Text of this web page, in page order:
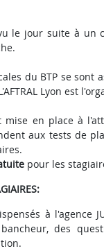
le jour suite à un
du BTP se sont
Lyon est
mise en place à
aux tests de
pour les
à
des